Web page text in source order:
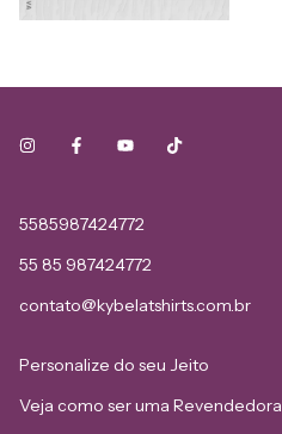
5585987424772
55 85 987424772
contato@kybelatshirts.com.br
Personalize do seu Jeito
Veja como ser uma Revendedora